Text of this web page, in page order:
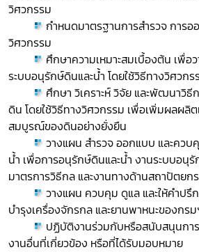
วิศวกรรม
กำหนดมาตรฐานการสำรวจ การอ
วิศวกรรม
ศึกษาความเหมาะสมเบื้องต้น เพื่อ
ระบบอนุรักษ์ดินและน้ำ โดยใช้วิธีทางวิศวกร
ศึกษา วิเคราะห์ วิจัย และพัฒนาวิธี
ดิน โดยใช้วิธีทางวิศวกรรม เพื่อเพิ่มผลผลิ
สมบูรณ์ของดินอย่างยั่งยืน
วางแผน สำรวจ ออกแบบ และควบ
น้ำ เพื่อการอนุรักษ์ดินและน้ำ งานระบบอนุ
มาตรการวิธีกล และงานทางด้านสถาปัตยก
วางแผน ควบคุม ดูแล และให้คำปรึ
บำรุงเครื่องจักรกล และยานพาหนะของกร
ปฏิบัติงานร่วมกับหรือสนับสนุนกา
งานอื่นที่เกี่ยวข้อง หรือที่ได้รับมอบหมาย